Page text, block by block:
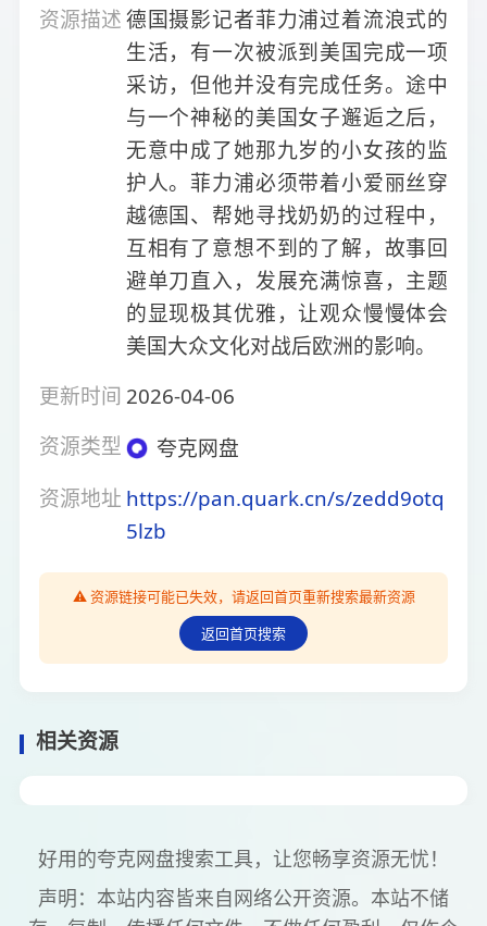
资源描述德国摄影记者菲力浦过着流浪式的
生活，有一次被派到美国完成一项
采访，但他并没有完成任务。途中
与一个神秘的美国女子邂逅之后，
无意中成了她那九岁的小女孩的监
护人。菲力浦必须带着小爱丽丝穿
越德国、帮她寻找奶奶的过程中，
互相有了意想不到的了解，故事回
避单刀直入，发展充满惊喜，主题
的显现极其优雅，让观众慢慢体会
美国大众文化对战后欧洲的影响。
更新时间 2026-04-06
资源类型
夸克网盘
资源地址 https://pan.quark.cn/s/zedd9otq
5lzb
⚠️ 资源链接可能已失效，请返回首页重新搜索最新资源
返回首页搜索
相关资源
好用的夸克网盘搜索工具，让您畅享资源无忧！
声明：本站内容皆来自网络公开资源。本站不储